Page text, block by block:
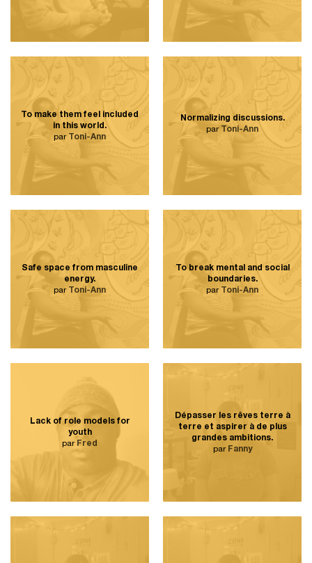
To make them feel included
in this world.
par Toni-Ann
Normalizing discussions.
par Toni-Ann
Safe space from masculine
energy.
par Toni-Ann
To break mental and social
boundaries.
par Toni-Ann
Lack of role models for
youth
par Fred
Dépasser les rêves terre à
terre et aspirer à de plus
grandes ambitions.
par Fanny